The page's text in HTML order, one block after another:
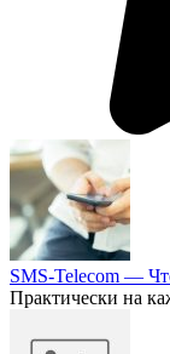
SMS-Telecom —
Практически на